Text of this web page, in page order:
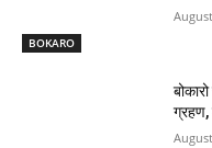
BOKARO
ग्रहण,